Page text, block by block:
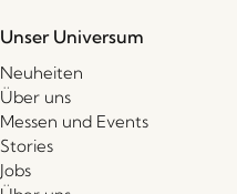
Unser Universum
Neuheiten
Über uns
Messen und Events
Stories
Jobs